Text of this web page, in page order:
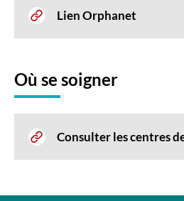
Lien Orphanet
Où se soigner
Consulter les centres